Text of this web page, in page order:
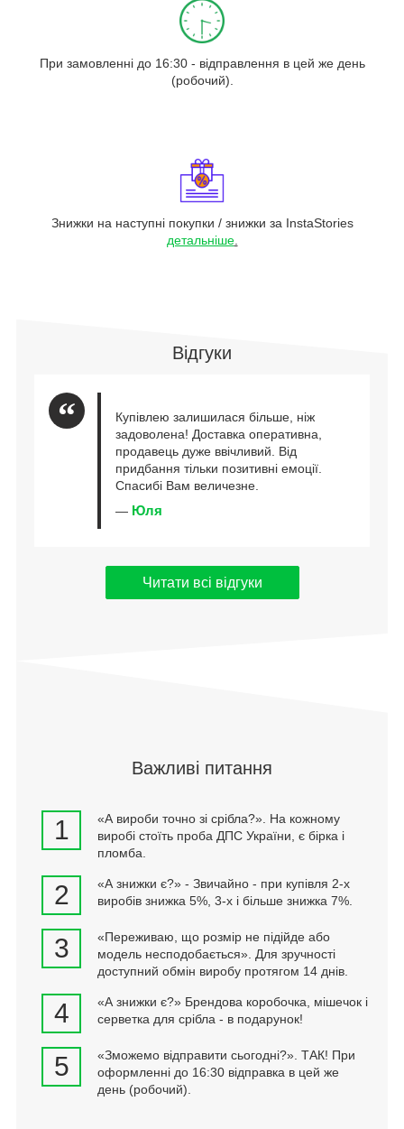
При замовленні до 16:30 - відправлення в цей же день
(робочий).
Знижки на наступні покупки / знижки за InstaStories
детальніше.
Відгуки
Купівлею залишилася більше, ніж
задоволена! Доставка оперативна,
продавець дуже ввічливий. Від
придбання тільки позитивні емоції.
Спасибі Вам величезне.
— Юля
Читати всі відгуки
Важливі питання
1
«А вироби точно зі срібла?». На кожному
виробі стоїть проба ДПС України, є бірка і
пломба.
2
«А знижки є?» - Звичайно - при купівля 2-х
виробів знижка 5%, 3-х і більше знижка 7%.
3
«Переживаю, що розмір не підійде або
модель несподобається». Для зручності
доступний обмін виробу протягом 14 днів.
4
«А знижки є?» Брендова коробочка, мішечок і
серветка для срібла - в подарунок!
5
«Зможемо відправити сьогодні?». ТАК! При
оформленні до 16:30 відправка в цей же
день (робочий).